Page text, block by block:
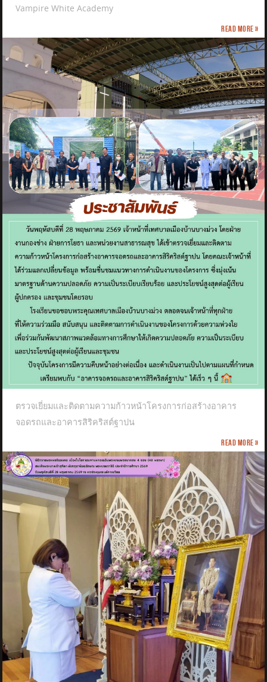
Vampire White Academy
Read more »
ตรวจเยี่ยมและติดตามความก้าวหน้าโครงการก่อสร้างอาคาร
จอดรถและอาคารสิริคริสต์ฐาปน
Read more »